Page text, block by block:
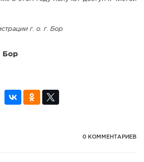
г. о. г. Бор
Бор
0 КОММЕНТАРИЕВ